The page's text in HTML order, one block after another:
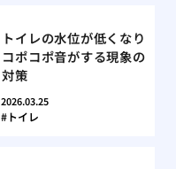
トイレの水位が低くなり
コポコポ音がする現象の
対策
2026.03.25
トイレ